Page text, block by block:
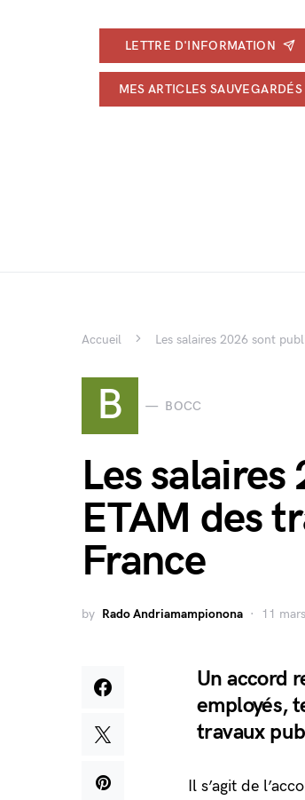
LETTRE D'INFORMATION
MES ARTICLES SAUVEGARDÉS
Accueil Les salaires 2026 sont
B BOCC
Les
ETAM des
France
by Rado Andriamampionona 11
Un accord
employés,
travaux
Il s’agit de